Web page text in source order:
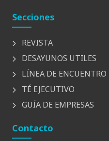
Secciones
REVISTA
DESAYUNOS UTILES
LÍNEA DE ENCUENTRO
TÉ EJECUTIVO
GUÍA DE EMPRESAS
Contacto